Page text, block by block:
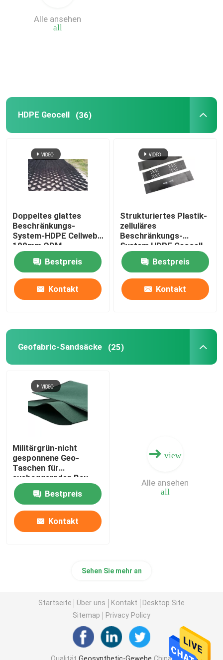
Zusammengesetztes Geomembrane
all
Alle ansehen
HDPE Geocell (36)
Doppeltes glattes
Beschränkungs-
System-HDPE Cellweb
100mm ODM
Bestpreis
Kontakt
Strukturiertes Plastik-
zelluläres
Beschränkungs-
System HDPE Geocell
Cellweb für Straßenbau
Bestpreis
Kontakt
Geofabric-Sandsäcke (25)
Militärgrün-nicht
gesponnene Geo-
Taschen für
ausbaggernden Bau
Bestpreis
Kontakt
view
all
Alle ansehen
Sehen Sie mehr an
Startseite Über uns Kontakt
Desktop Site
Sitemap
Privacy Policy